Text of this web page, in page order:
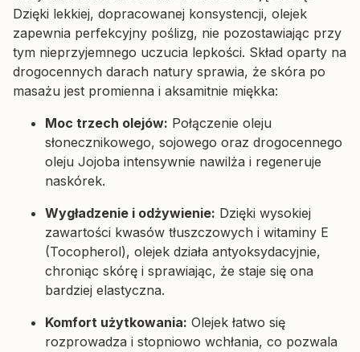
Dzięki lekkiej, dopracowanej konsystencji, olejek
zapewnia perfekcyjny poślizg, nie pozostawiając przy
tym nieprzyjemnego uczucia lepkości. Skład oparty na
drogocennych darach natury sprawia, że skóra po
masażu jest promienna i aksamitnie miękka:
Moc trzech olejów: Połączenie oleju
słonecznikowego, sojowego oraz drogocennego
oleju Jojoba intensywnie nawilża i regeneruje
naskórek.
Wygładzenie i odżywienie: Dzięki wysokiej
zawartości kwasów tłuszczowych i witaminy E
(Tocopherol), olejek działa antyoksydacyjnie,
chroniąc skórę i sprawiając, że staje się ona
bardziej elastyczna.
Komfort użytkowania: Olejek łatwo się
rozprowadza i stopniowo wchłania, co pozwala